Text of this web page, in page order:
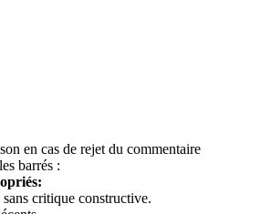
en cas de rejet du commentaire
barrés :
critique constructive.